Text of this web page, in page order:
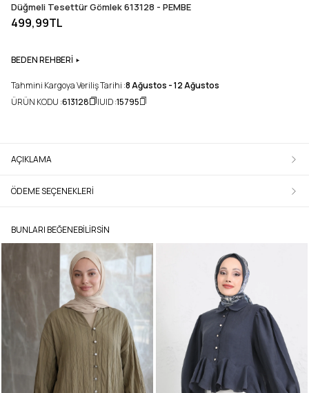
Düğmeli Tesettür Gömlek 613128 - PEMBE
499,99TL
BEDEN REHBERİ
Tahmini Kargoya Veriliş Tarihi :8 Ağustos - 12 Ağustos
ÜRÜN KODU :613128 UID :15795
AÇIKLAMA
ÖDEME SEÇENEKLERI
BUNLARI BEĞENEBILIRSIN